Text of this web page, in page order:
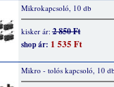
Mikrokapcsoló, 10 db
kisker ár:2 850 Ft
shop ár: 1 535 Ft
Mikro - tolós kapcsoló, 10